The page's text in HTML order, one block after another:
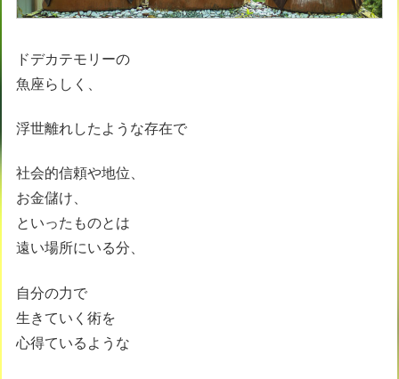
ドデカテモリーの
魚座らしく、
浮世離れしたような存在で
社会的信頼や地位、
お金儲け、
といったものとは
遠い場所にいる分、
自分の力で
生きていく術を
心得ているような